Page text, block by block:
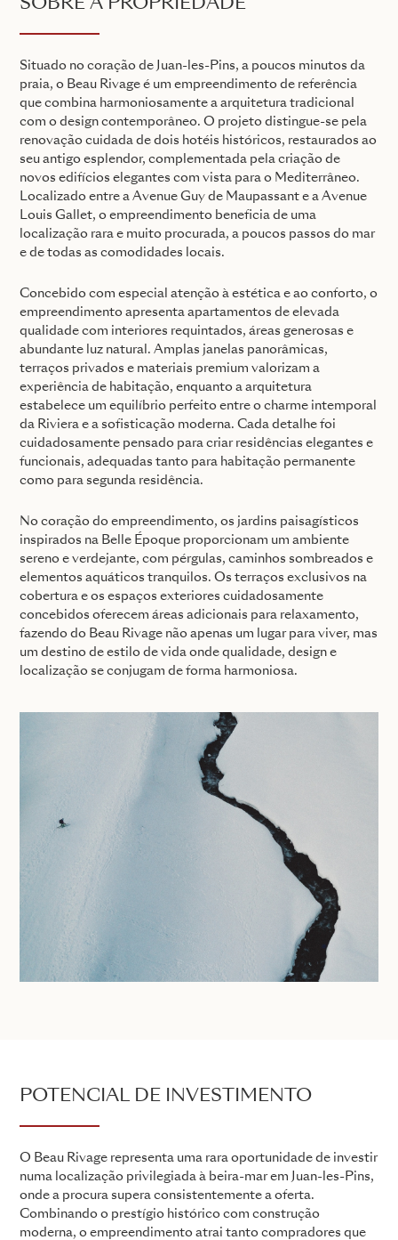
SOBRE A PROPRIEDADE
Situado no coração de Juan-les-Pins, a poucos minutos da
praia, o Beau Rivage é um empreendimento de referência
que combina harmoniosamente a arquitetura tradicional
com o design contemporâneo. O projeto distingue-se pela
renovação cuidada de dois hotéis históricos, restaurados ao
seu antigo esplendor, complementada pela criação de
novos edifícios elegantes com vista para o Mediterrâneo.
Localizado entre a Avenue Guy de Maupassant e a Avenue
Louis Gallet, o empreendimento beneficia de uma
localização rara e muito procurada, a poucos passos do mar
e de todas as comodidades locais.
Concebido com especial atenção à estética e ao conforto, o
empreendimento apresenta apartamentos de elevada
qualidade com interiores requintados, áreas generosas e
abundante luz natural. Amplas janelas panorâmicas,
terraços privados e materiais premium valorizam a
experiência de habitação, enquanto a arquitetura
estabelece um equilíbrio perfeito entre o charme intemporal
da Riviera e a sofisticação moderna. Cada detalhe foi
cuidadosamente pensado para criar residências elegantes e
funcionais, adequadas tanto para habitação permanente
como para segunda residência.
No coração do empreendimento, os jardins paisagísticos
inspirados na Belle Époque proporcionam um ambiente
sereno e verdejante, com pérgulas, caminhos sombreados e
elementos aquáticos tranquilos. Os terraços exclusivos na
cobertura e os espaços exteriores cuidadosamente
concebidos oferecem áreas adicionais para relaxamento,
fazendo do Beau Rivage não apenas um lugar para viver, mas
um destino de estilo de vida onde qualidade, design e
localização se conjugam de forma harmoniosa.
POTENCIAL DE INVESTIMENTO
O Beau Rivage representa uma rara oportunidade de investir
numa localização privilegiada à beira-mar em Juan-les-Pins,
onde a procura supera consistentemente a oferta.
Combinando o prestígio histórico com construção
moderna, o empreendimento atrai tanto compradores que